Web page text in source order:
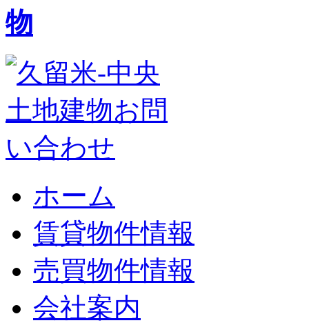
ホーム
賃貸物件情報
売買物件情報
会社案内